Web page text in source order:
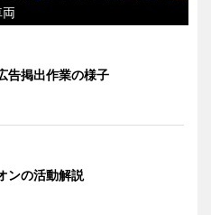
告掲出作業の様子
ンの活動解説